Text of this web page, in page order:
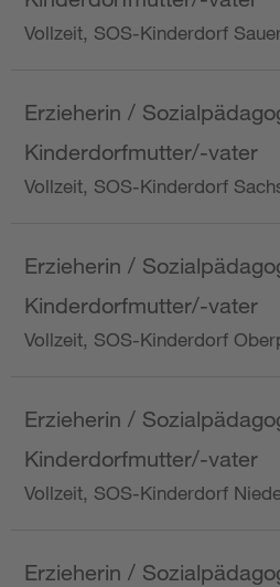
Vollzeit, SOS-Kinderdorf
Erzieherin /
Kinderdorfmutter/-vater
Vollzeit, SOS-Kinderdorf
Erzieherin /
Kinderdorfmutter/-vater
Vollzeit, SOS-Kinderdorf
Erzieherin /
Kinderdorfmutter/-vater
Vollzeit, SOS-Kinderdorf
Erzieherin /